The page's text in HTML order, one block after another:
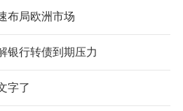
布局欧洲市场
银行转债到期压力
字了